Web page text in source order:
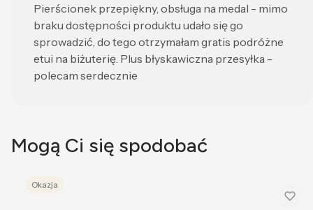
Pierścionek przepiękny, obsługa na medal - mimo
braku dostępności produktu udało się go
sprowadzić, do tego otrzymałam gratis podróżne
etui na biżuterię. Plus błyskawiczna przesyłka -
polecam serdecznie
Mogą Ci się spodobać
Okazja